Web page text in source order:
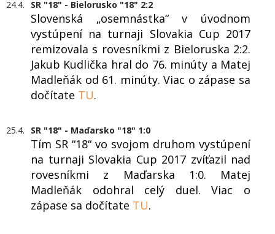
24.4. SR "18" - Bielorusko "18" 2:2
Slovenská „osemnástka“ v úvodnom
vystúpení na turnaji Slovakia Cup 2017
remizovala s rovesníkmi z Bieloruska 2:2.
Jakub Kudlička hral do 76. minúty a Matej
Madleňák od 61. minúty. Viac o zápase sa
dočítate TU.
25.4. SR "18" - Maďarsko "18" 1:0
Tím SR “18“ vo svojom druhom vystúpení
na turnaji Slovakia Cup 2017 zvíťazil nad
rovesníkmi z Maďarska 1:0. Matej
Madleňák odohral celý duel. Viac o
zápase sa dočítate TU.